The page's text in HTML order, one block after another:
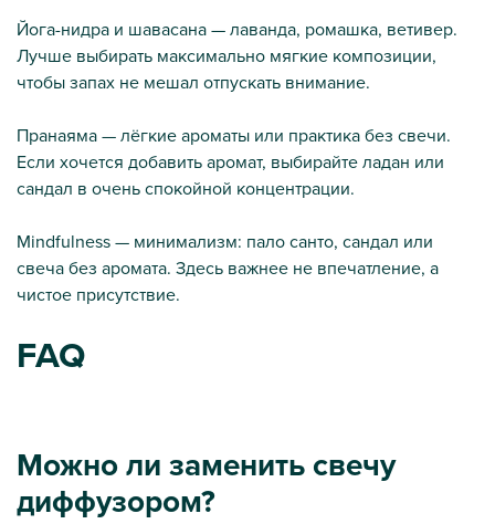
Йога-нидра и шавасана — лаванда, ромашка, ветивер.
Лучше выбирать максимально мягкие композиции,
чтобы запах не мешал отпускать внимание.
Пранаяма — лёгкие ароматы или практика без свечи.
Если хочется добавить аромат, выбирайте ладан или
сандал в очень спокойной концентрации.
Mindfulness — минимализм: пало санто, сандал или
свеча без аромата. Здесь важнее не впечатление, а
чистое присутствие.
FAQ
Можно ли заменить свечу
диффузором?